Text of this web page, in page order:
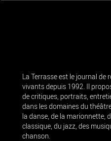
La Terrasse est le journal de
vivants depuis 1992. Il
de critiques, portraits,
dans les domaines du
la danse, de la marionnette,
classique, du jazz, des
chanson.